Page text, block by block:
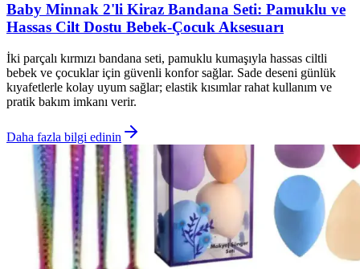
Baby Minnak 2'li Kiraz Bandana Seti: Pamuklu ve
Hassas Cilt Dostu Bebek-Çocuk Aksesuarı
İki parçalı kırmızı bandana seti, pamuklu kumaşıyla hassas ciltli
bebek ve çocuklar için güvenli konfor sağlar. Sade deseni günlük
kıyafetlerle kolay uyum sağlar; elastik kısımlar rahat kullanım ve
pratik bakım imkanı verir.
Daha fazla bilgi edinin